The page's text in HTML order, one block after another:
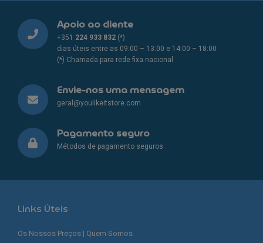
Apoio ao cliente
+351 224 933 832 (*)
dias úteis entre as 09:00 – 13:00 e 14:00 – 18:00
(*) Chamada para rede fixa nacional
Envie-nos uma mensagem
geral@youlikeitstore.com
Pagamento seguro
Métodos de pagamento seguros
Links Úteis
Os Nossos Preços | Quem Somos